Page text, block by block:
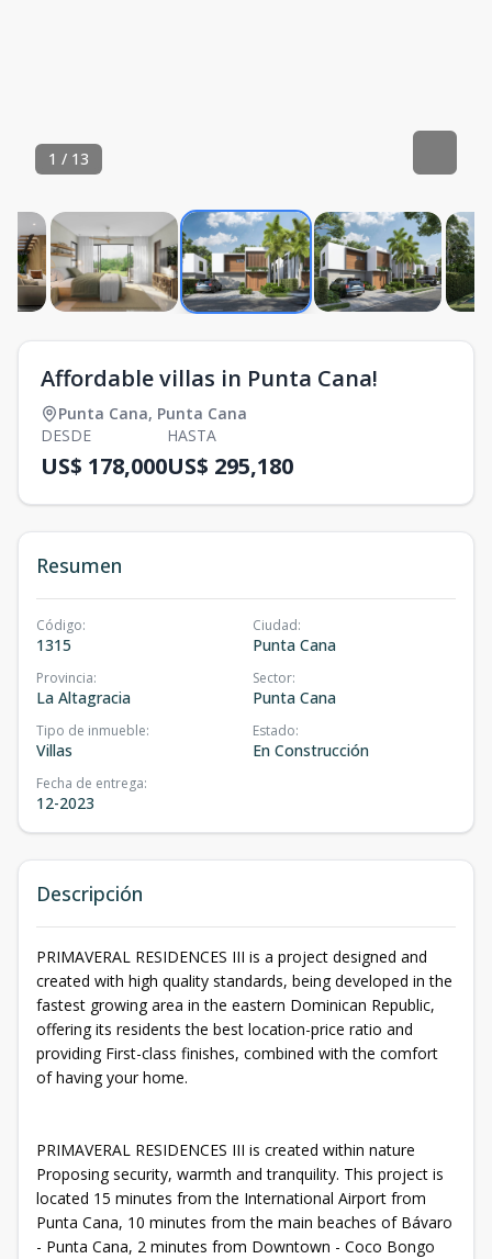
1 / 13
Affordable villas in Punta Cana!
Punta Cana, Punta Cana
DESDE
US$ 178,000
HASTA
US$ 295,180
Resumen
Código:
1315
Ciudad:
Punta Cana
Provincia:
La Altagracia
Sector:
Punta Cana
Tipo de inmueble:
Villas
Estado:
En Construcción
Fecha de entrega:
12-2023
Descripción
PRIMAVERAL RESIDENCES III is a project designed and
created with high quality standards, being developed in the
fastest growing area in the eastern Dominican Republic,
offering its residents the best location-price ratio and
providing First-class finishes, combined with the comfort
of having your home.
PRIMAVERAL RESIDENCES III is created within nature
Proposing security, warmth and tranquility. This project is
located 15 minutes from the International Airport from
Punta Cana, 10 minutes from the main beaches of Bávaro
- Punta Cana, 2 minutes from Downtown - Coco Bongo